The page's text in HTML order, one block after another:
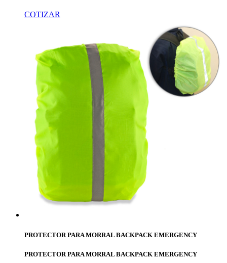
COTIZAR
PROTECTOR PARA MORRAL BACKPACK EMERGENCY
PROTECTOR PARA MORRAL BACKPACK EMERGENCY